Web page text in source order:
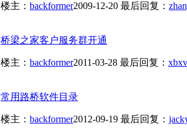
楼主： backformer2009-12-20 最后回复：
桥梁之家客户服务群开通
楼主： backformer2011-03-28 最后回复：
常用路桥软件目录
楼主： backformer2012-09-19 最后回复：